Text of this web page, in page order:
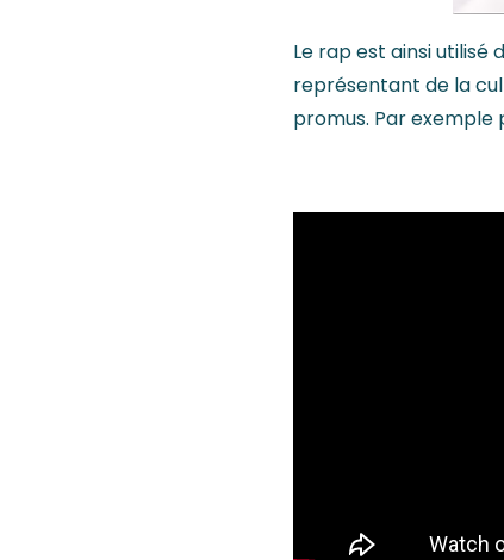
Le rap est ainsi utilisé
représentant de la
promus. Par exemple